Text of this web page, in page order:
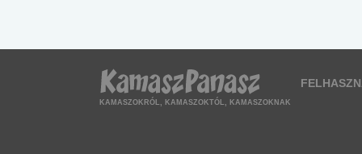
KAMASZOKRÓL, KAMASZOKTÓL, KAMASZOKNAK